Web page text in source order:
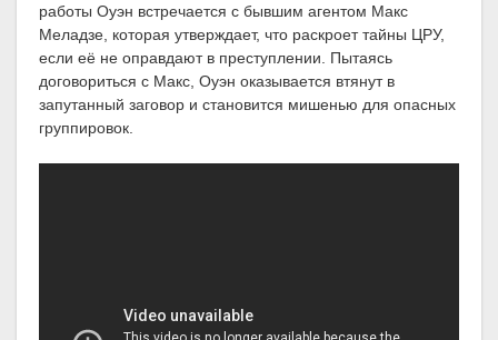
работы Оуэн встречается с бывшим агентом Макс
Меладзе, которая утверждает, что раскроет тайны ЦРУ,
если её не оправдают в преступлении. Пытаясь
договориться с Макс, Оуэн оказывается втянут в
запутанный заговор и становится мишенью для опасных
группировок.